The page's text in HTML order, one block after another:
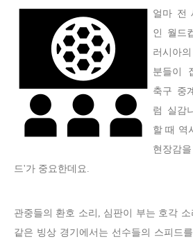
얼마 전
인 월드
러시아
분들이
축구 중
럼 실감
할 때 역
현장감
드'가 중요한데요.
관중들의 환호 소리, 심판이 부는 호각
같은 빙상 경기에서는 선수들의 스피드